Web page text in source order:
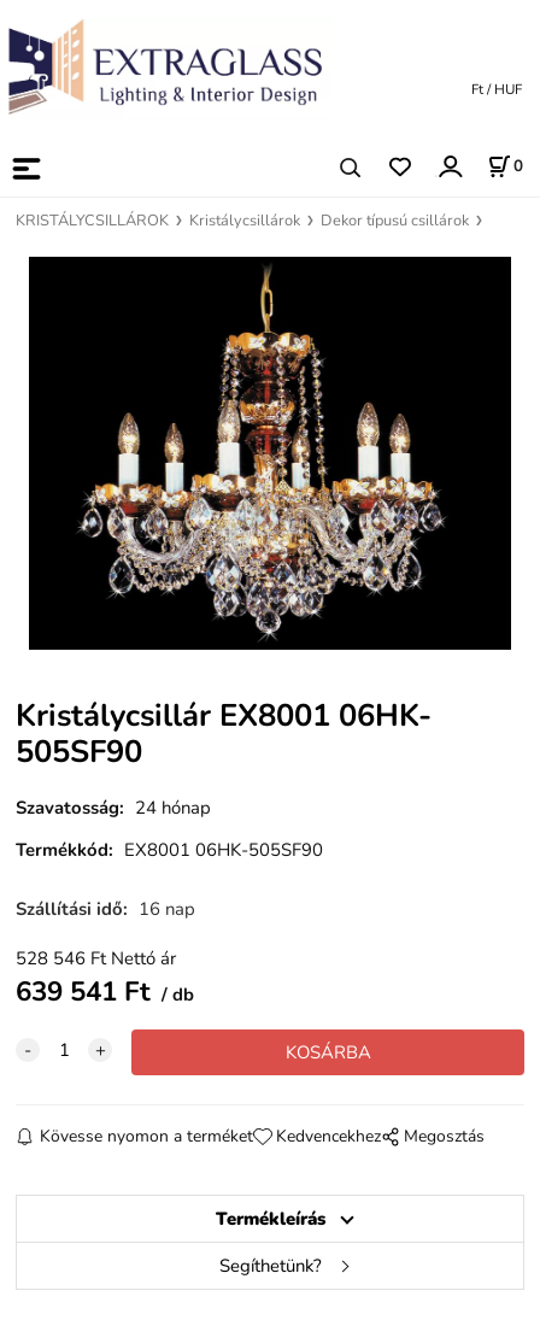
0
Ft / HUF
KRISTÁLYCSILLÁROK Kristálycsillárok Dekor típusú csillárok
Kristálycsillár EX8001 06HK-
505SF90
Szavatosság: 24 hónap
Termékkód: EX8001 06HK-505SF90
Szállítási idő: 16 nap
528 546 Ft Nettó ár
639 541 Ft db
Kövesse nyomon a terméket Kedvencekhez Megosztás
Termékleírás
Segíthetünk?